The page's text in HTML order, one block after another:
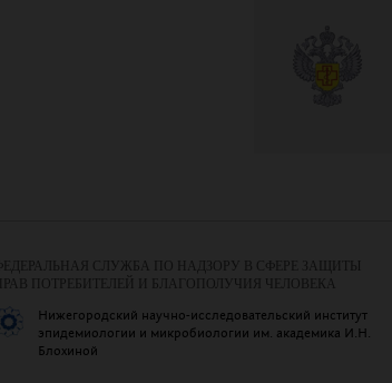
ФЕДЕРАЛЬНАЯ СЛУЖБА ПО НАДЗОРУ В СФЕРЕ ЗАЩИТЫ
ПРАВ ПОТРЕБИТЕЛЕЙ И БЛАГОПОЛУЧИЯ ЧЕЛОВЕКА
Нижегородский научно-исследовательский институт
эпидемиологии и микробиологии им. академика И.Н.
Блохиной